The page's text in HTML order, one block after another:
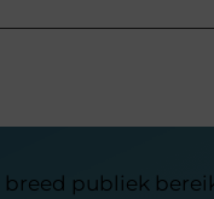
publiek